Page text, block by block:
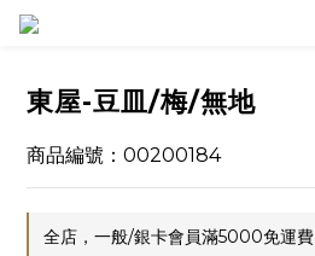
東屋-豆皿/梅/無地
商品編號：00200184
全店，一般/銀卡會員滿5000免運費